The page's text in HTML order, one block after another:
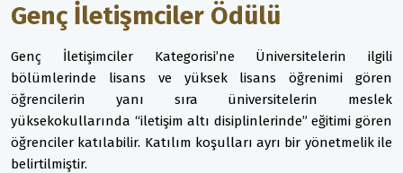
Genç İletişmciler Ödülü
Genç İletişimciler Kategorisi’ne Üniversitelerin ilgili
bölümlerinde lisans ve yüksek lisans öğrenimi gören
öğrencilerin yanı sıra üniversitelerin meslek
yüksekokullarında “iletişim altı disiplinlerinde” eğitimi gören
öğrenciler katılabilir. Katılım koşulları ayrı bir yönetmelik ile
belirtilmiştir.